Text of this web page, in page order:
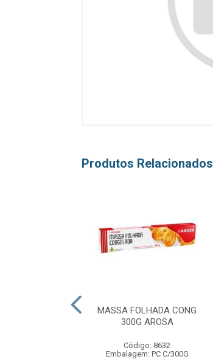
Produtos Relacionados
MASSA FOLHADA CONG
300G AROSA
Código: 8632
Embalagem: PC C/300G